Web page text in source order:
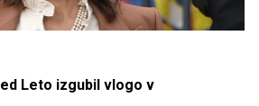
Leto izgubil vlogo v